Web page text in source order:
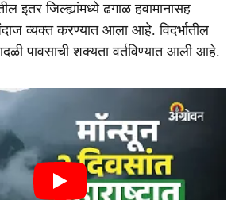
इतर जिल्ह्यांमध्ये ढगाळ हवामानासह
व्यक्त करण्यात आला आहे. विदर्भातील
पावसाची शक्यता वर्तविण्यात आली आहे.